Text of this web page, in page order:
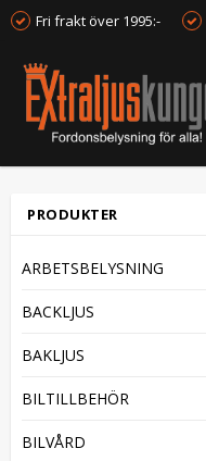
Fri frakt över 1995:-
PRODUKTER
ARBETSBELYSNING
BACKLJUS
BAKLJUS
BILTILLBEHÖR
BILVÅRD